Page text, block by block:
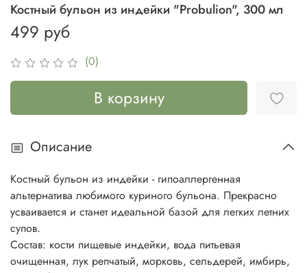
(0)
Костный бульон из индейки "Probulion", 300 мл
499 руб
В корзину
Описание
Костный бульон из индейки - гипоаллергенная
альтернатива любимого куриного бульона. Прекрасно
усваивается и станет идеальной базой для легких летних
супов.
Состав: кости пищевые индейки, вода питьевая
очищенная, лук репчатый, морковь, сельдерей, имбирь,